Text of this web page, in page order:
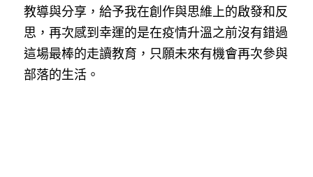
教導與分享，給予我在創作與思維上的啟發和反
思，再次感到幸運的是在疫情升溫之前沒有錯過
這場最棒的走讀教育，只願未來有機會再次參與
部落的生活。